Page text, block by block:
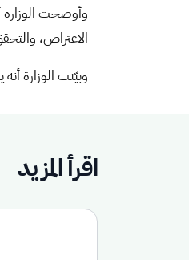
وأوضحت الوزارة
الاعتراض،
وبيّنت الوزارة
اقرأ المزيد